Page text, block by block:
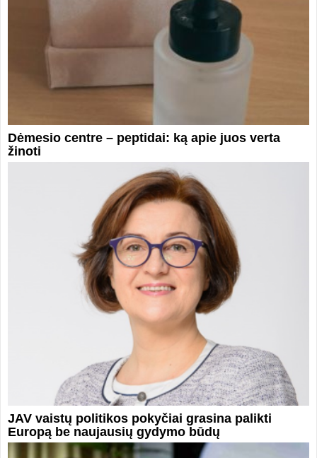
Dėmesio centre – peptidai: ką apie juos verta
žinoti
JAV vaistų politikos pokyčiai grasina palikti
Europą be naujausių gydymo būdų